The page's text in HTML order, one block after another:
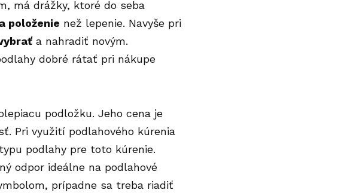
má drážky, ktoré do seba
položenie než lepenie. Navyše pri
a nahradiť novým.
dobré rátať pri nákupe
podložku. Jeho cena je
Pri využití podlahového kúrenia
podlahy pre toto kúrenie.
odpor ideálne na podlahové
prípadne sa treba riadiť